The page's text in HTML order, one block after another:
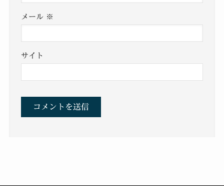
メール ※
サイト